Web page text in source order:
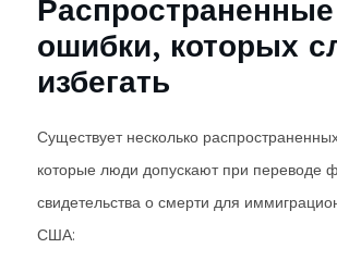
Распространенные
ошибки, которых
избегать
Существует несколько
которые люди допускают при переводе
свидетельства о смерти для
США: